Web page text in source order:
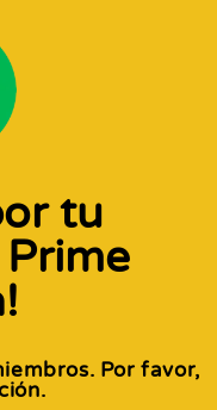
tu
Por favor,